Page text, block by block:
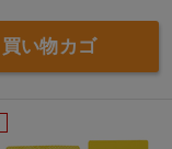
買い物カゴ